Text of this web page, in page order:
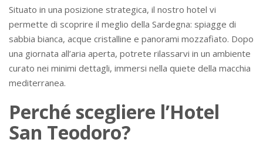
Situato in una posizione strategica, il nostro hotel vi
permette di scoprire il meglio della Sardegna: spiagge di
sabbia bianca, acque cristalline e panorami mozzafiato. Dopo
una giornata all’aria aperta, potrete rilassarvi in un ambiente
curato nei minimi dettagli, immersi nella quiete della macchia
mediterranea.
Perché scegliere l’Hotel
San Teodoro?